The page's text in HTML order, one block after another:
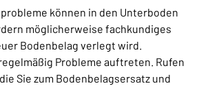
können in den Unterboden
möglicherweise fachkundiges
Bodenbelag verlegt wird.
Probleme auftreten. Rufen
Sie zum Bodenbelagsersatz und